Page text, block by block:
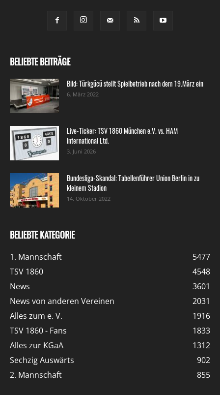
BELIEBTE BEITRÄGE
Bild: Türkgücü stellt Spielbetrieb nach dem 19.März ein
6. März 2022
Live-Ticker: TSV 1860 München e.V. vs. HAM
International Ltd.
3. Juni 2026
Bundesliga-Skandal: Tabellenführer Union Berlin in zu
kleinem Stadion
14. Oktober 2022
BELIEBTE KATEGORIE
1. Mannschaft
5477
TSV 1860
4548
News
3601
News von anderen Vereinen
2031
Alles zum e. V.
1916
TSV 1860 - Fans
1833
Alles zur KGaA
1312
Sechzig Auswärts
902
2. Mannschaft
855